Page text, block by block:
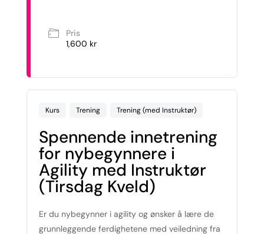
Pris
1,600 kr
Kurs Trening Trening (med Instruktør)
Spennende innetrening
for nybegynnere i
Agility med Instruktør
(Tirsdag Kveld)
Er du nybegynner i agility og ønsker å lære de
grunnleggende ferdighetene med veiledning fra